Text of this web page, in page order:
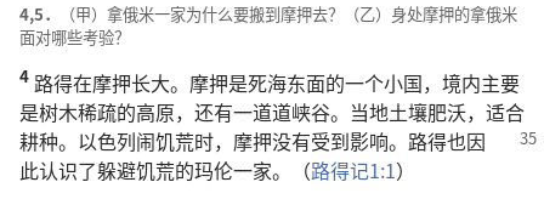
4,5．
（甲）拿俄米一家为什么要搬到摩押去？（乙）身处摩押的拿俄米
面对哪些考验？
4 路得在摩押长大。摩押是死海东面的一个小国，境内主要
是树木稀疏的高原，还有一道道峡谷。当地土壤肥沃，适合
耕种。 以色列闹饥荒时，摩押没有受到影响。路得也因
此认识了躲避饥荒的玛伦一家。（路得记1:1）